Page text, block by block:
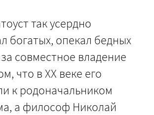
так усердно
богатых, опекал бедных
совместное владение
что в ХХ веке его
к родоначальником
а философ Николай